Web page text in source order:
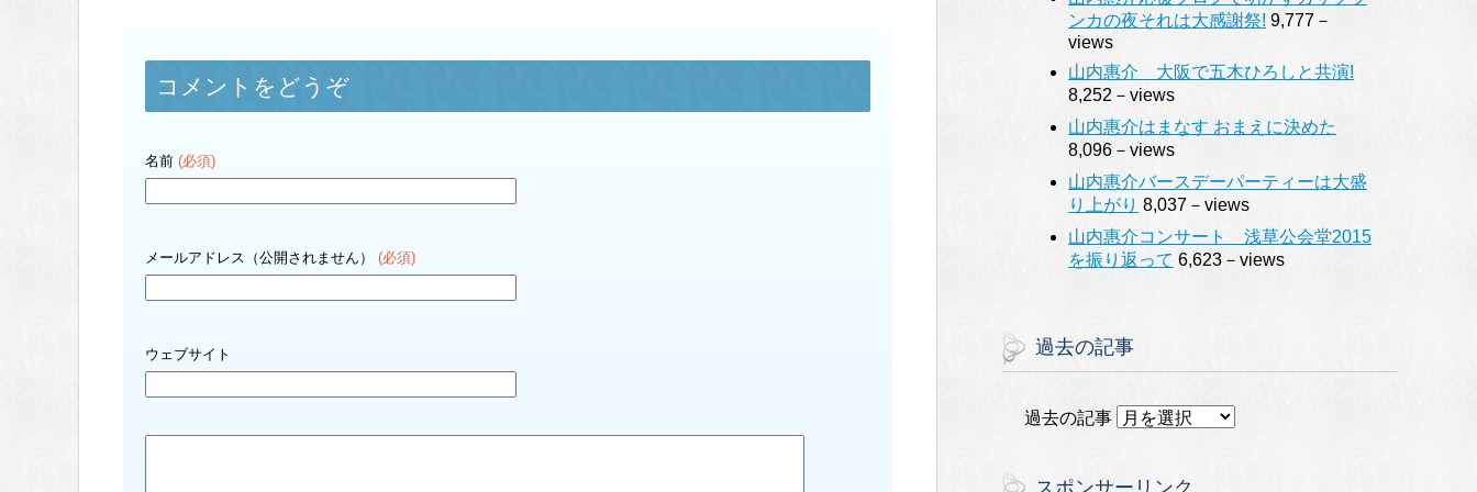
コメントをどうぞ
名前 (必須)
メールアドレス（公開されません） (必須)
ウェブサイト
ンカの夜それは大感謝祭! 9,777－
views
山内惠介 大阪で五木ひろしと共演!
8,252－views
山内惠介はまなす おまえに決めた
8,096－views
山内惠介バースデーパーティーは大盛
り上がり 8,037－views
山内惠介コンサート 浅草公会堂2015
を振り返って 6,623－views
過去の記事
過去の記事
スポンサーリンク